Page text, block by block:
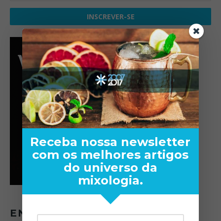
ENTREVISTAS
Receba nossa newsletter
com os melhores artigos
do universo da
mixologia.